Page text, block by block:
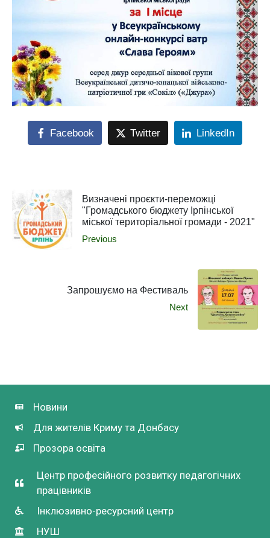
Facebook Twitter LinkedIn
Визначені проєкти-переможці
"Громадського бюджету Ірпінської
міської територіальної громади - 2021"
Previous
Запрошуємо на Фестиваль
Next
Новини
Для жителів Криму та Донбасу
Прозора освіта
Центр професійного розвитку педагогічних
працівників
Інклюзивно-ресурсний центр
НУШ